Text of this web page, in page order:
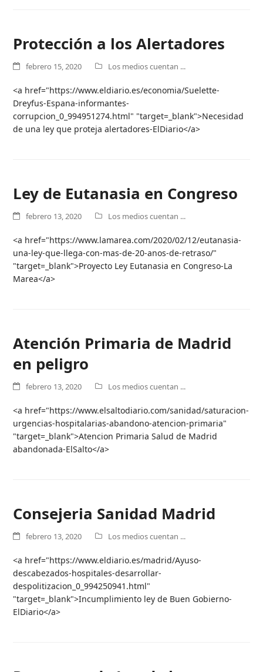
Protección a los Alertadores
febrero 15, 2020 Los medios cuentan ...
<a href="https://www.eldiario.es/economia/Suelette-
Dreyfus-Espana-informantes-
corrupcion_0_994951274.html" "target=_blank">Necesidad
de una ley que proteja alertadores-ElDiario</a>
Ley de Eutanasia en Congreso
febrero 13, 2020 Los medios cuentan ...
<a href="https://www.lamarea.com/2020/02/12/eutanasia-
una-ley-que-llega-con-mas-de-20-anos-de-retraso/"
"target=_blank">Proyecto Ley Eutanasia en Congreso-La
Marea</a>
Atención Primaria de Madrid
en peligro
febrero 13, 2020 Los medios cuentan ...
<a href="https://www.elsaltodiario.com/sanidad/saturacion-
urgencias-hospitalarias-abandono-atencion-primaria"
"target=_blank">Atencion Primaria Salud de Madrid
abandonada-ElSalto</a>
Consejeria Sanidad Madrid
febrero 13, 2020 Los medios cuentan ...
<a href="https://www.eldiario.es/madrid/Ayuso-
descabezados-hospitales-desarrollar-
despolitizacion_0_994250941.html"
"target=_blank">Incumplimiento ley de Buen Gobierno-
ElDiario</a>